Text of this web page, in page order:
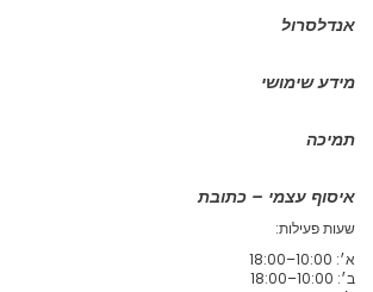
אנדלסרול
מידע שימושי
תמיכה
איסוף עצמי – כתובת
שעות פעילות:
א׳: 10:00–18:00
ב׳: 10:00–18:00